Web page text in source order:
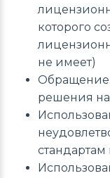
которого
не имеет)
Обращение
решения